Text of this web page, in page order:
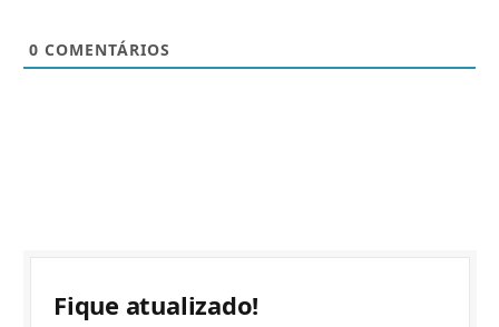
0 COMENTÁRIOS
Fique atualizado!